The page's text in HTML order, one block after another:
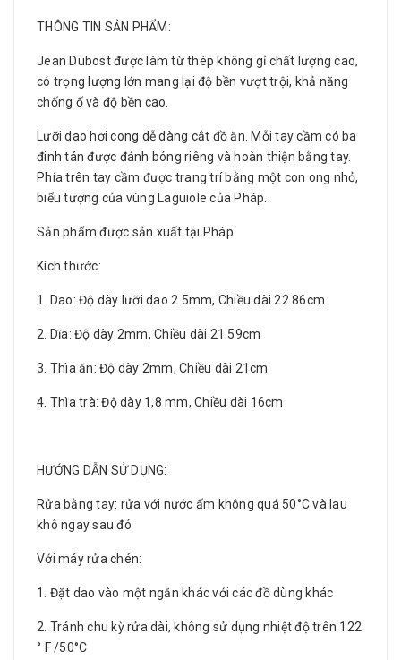
THÔNG TIN SẢN PHẨM:
Jean Dubost được làm từ thép không gỉ chất lượng cao,
có trọng lượng lớn mang lại độ bền vượt trội, khả năng
chống ố và độ bền cao.
Lưỡi dao hơi cong dễ dàng cắt đồ ăn. Mỗi tay cầm có ba
đinh tán được đánh bóng riêng và hoàn thiện bằng tay.
Phía trên tay cầm được trang trí bằng một con ong nhỏ,
biểu tượng của vùng Laguiole của Pháp.
Sản phẩm được sản xuất tại Pháp.
Kích thước:
1. Dao: Độ dày lưỡi dao 2.5mm, Chiều dài 22.86cm
2. Dĩa: Độ dày 2mm, Chiều dài 21.59cm
3. Thìa ăn: Độ dày 2mm, Chiều dài 21cm
4. Thìa trà: Độ dày 1,8 mm, Chiều dài 16cm
HƯỚNG DẪN SỬ DỤNG:
Rửa bằng tay: rửa với nước ấm không quá 50°C và lau
khô ngay sau đó
Với máy rửa chén:
1. Đặt dao vào một ngăn khác với các đồ dùng khác
2. Tránh chu kỳ rửa dài, không sử dụng nhiệt độ trên 122
° F /50°C